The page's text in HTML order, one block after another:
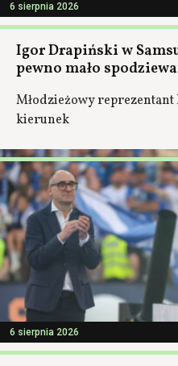
6 sierpnia 2026
Igor Drapiński w
pewno mało
Młodzieżowy reprezentant
kierunek
6 sierpnia 2026